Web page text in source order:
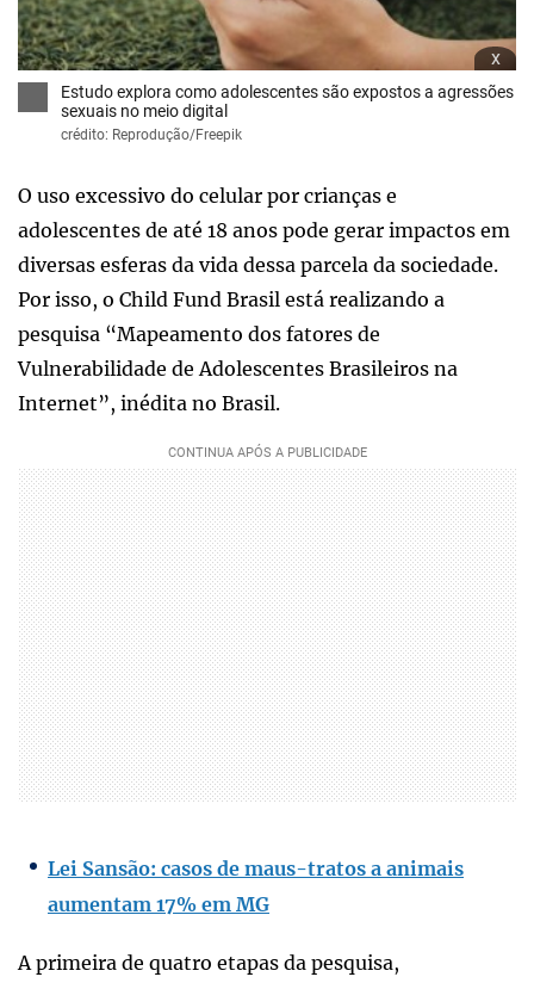
x
Estudo explora como adolescentes são expostos a agressões
sexuais no meio digital
crédito: Reprodução/Freepik
O uso excessivo do celular por crianças e
adolescentes de até 18 anos pode gerar impactos em
diversas esferas da vida dessa parcela da sociedade.
Por isso, o Child Fund Brasil está realizando a
pesquisa “Mapeamento dos fatores de
Vulnerabilidade de Adolescentes Brasileiros na
Internet”, inédita no Brasil.
Lei Sansão: casos de maus-tratos a animais
aumentam 17% em MG
A primeira de quatro etapas da pesquisa,